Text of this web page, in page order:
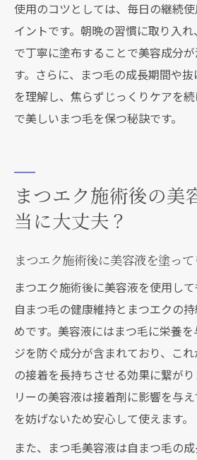
使用のコツとしては、毎日の継続
イントです。朝晩の習慣に取り入
で丁寧に塗布することで美容成分
す。さらに、まつ毛の成長期間や
を理解し、焦らずじっくりケアを
で美しいまつ毛を保つ秘訣です。
まつエク施術後の美
当に大丈夫？
まつエク施術後に美容液を塗っ
まつエク施術後に美容液を使用して
自まつ毛の健康維持とまつエクの
めです。美容液にはまつ毛に栄養
ジを防ぐ成分が含まれており、こ
の接着を長持ちさせる効果に繋が
リーの美容液は接着剤に影響を与
を妨げないため安心して使えます。
また、まつ毛美容液は自まつ毛の